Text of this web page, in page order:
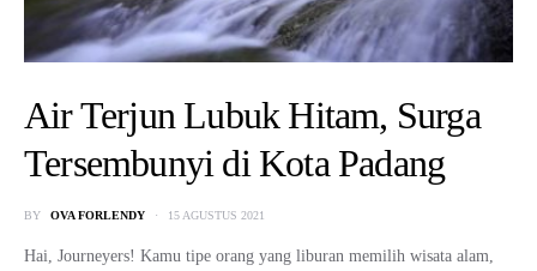
Air Terjun Lubuk Hitam, Surga
Tersembunyi di Kota Padang
BY OVA FORLENDY 15 AGUSTUS 2021
Hai, Journeyers! Kamu tipe orang yang liburan memilih wisata alam,